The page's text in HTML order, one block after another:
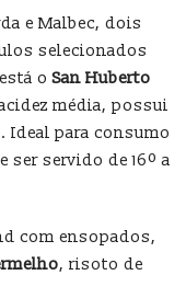
e Malbec, dois
selecionados
está oSan Huberto
média, possui
Ideal para consumo
servido de 16º a
com ensopados,
, risoto de